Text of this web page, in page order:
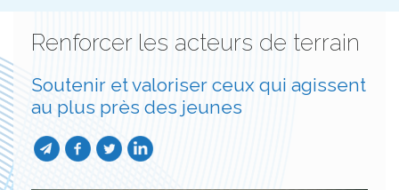
Renforcer les acteurs de terrain
Soutenir et valoriser ceux qui agissent
au plus près des jeunes